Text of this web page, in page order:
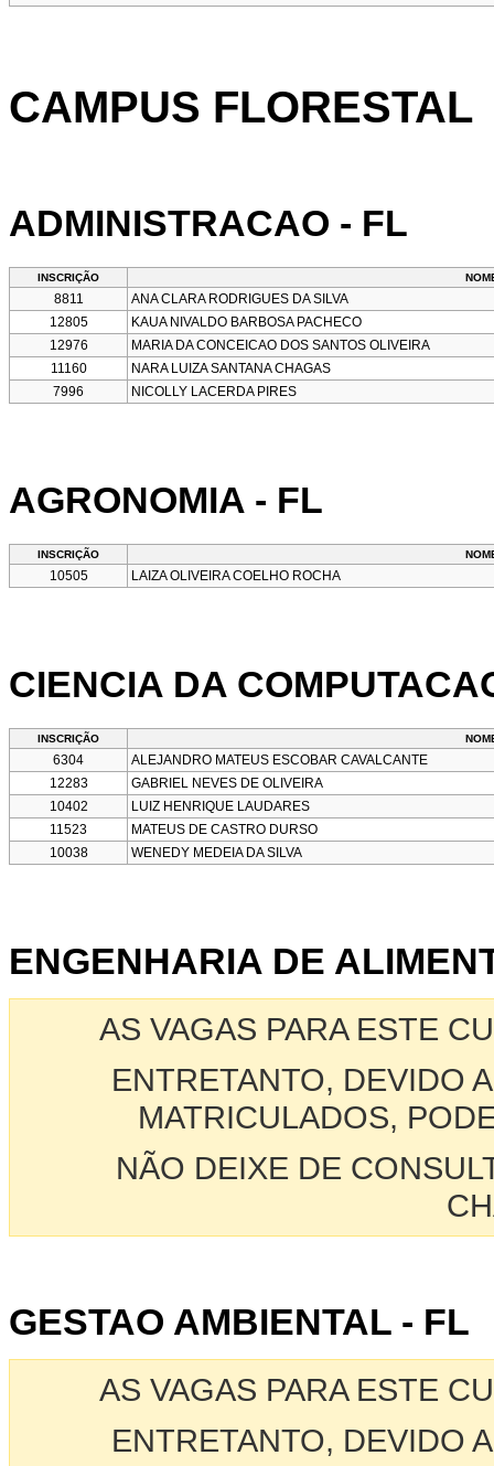
CAMPUS FLORESTAL
ADMINISTRACAO - FL
INSCRIÇÃO
8811
ANA CLARA RODRIGUES DA SILVA
12805
KAUA NIVALDO BARBOSA PACHECO
12976
MARIA DA CONCEICAO DOS SANTOS OLIVEIRA
11160
NARA LUIZA SANTANA CHAGAS
7996
NICOLLY LACERDA PIRES
AGRONOMIA - FL
INSCRIÇÃO
10505 LAIZA OLIVEIRA COELHO ROCHA
CIENCIA DA
INSCRIÇÃO
6304
ALEJANDRO MATEUS ESCOBAR CAVALCANTE
12283
GABRIEL NEVES DE OLIVEIRA
10402
LUIZ HENRIQUE LAUDARES
11523
MATEUS DE CASTRO DURSO
10038
WENEDY MEDEIA DA SILVA
ENGENHARIA DE
AS VAGAS PARA ESTE
ENTRETANTO, DEVIDO
MATRICULADOS,
NÃO DEIXE DE
GESTAO AMBIENTAL - FL
AS VAGAS PARA ESTE
ENTRETANTO, DEVIDO